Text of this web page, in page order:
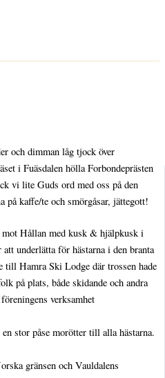
och dimman låg tjock över
i Fuäsdalen hölla Forbondeprästen
vi lite Guds ord med oss på den
på kaffe/te och smörgåsar, jättegott!
mot Hållan med kusk & hjälpkusk i
underlätta för hästarna i den branta
Hamra Ski Lodge där trossen hade
på plats, både skidande och andra
verksamhet
stor påse morötter till alla hästarna.
gränsen och Vauldalens